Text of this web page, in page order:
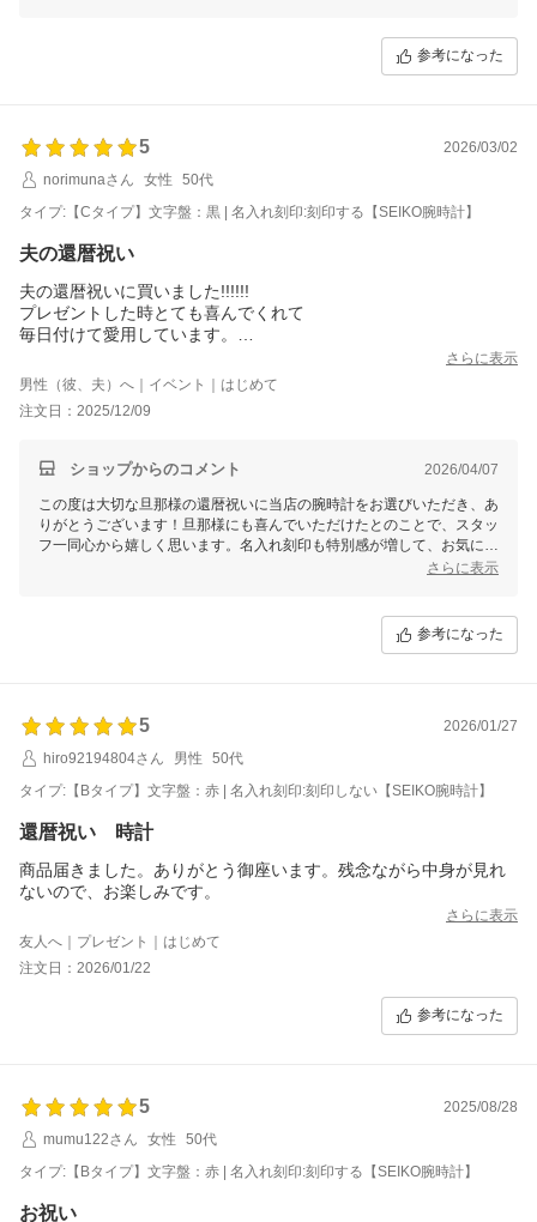
参考になった
5
2026/03/02
norimunaさん
女性
50代
タイプ:【Cタイプ】文字盤：黒 | 名入れ刻印:刻印する【SEIKO腕時計】
夫の還暦祝い
夫の還暦祝いに買いました!!!!!!
プレゼントした時とても喜んでくれて
毎日付けて愛用しています。
さらに表示
男性（彼、夫）へ｜イベント｜はじめて
注文日：2025/12/09
ショップからのコメント 2026/04/07
この度は大切な旦那様の還暦祝いに当店の腕時計をお選びいただき、あ
りがとうございます！旦那様にも喜んでいただけたとのことで、スタッ
フ一同心から嬉しく思います。名入れ刻印も特別感が増して、お気に入
りいただけたようで良かったです。これからも日々の生活を彩る一品と
さらに表示
参考になった
5
2026/01/27
hiro92194804さん
男性
50代
タイプ:【Bタイプ】文字盤：赤 | 名入れ刻印:刻印しない【SEIKO腕時計】
還暦祝い 時計
商品届きました。ありがとう御座います。残念ながら中身が見れ
ないので、お楽しみです。
さらに表示
友人へ｜プレゼント｜はじめて
注文日：2026/01/22
参考になった
5
2025/08/28
mumu122さん
女性
50代
タイプ:【Bタイプ】文字盤：赤 | 名入れ刻印:刻印する【SEIKO腕時計】
お祝い